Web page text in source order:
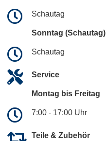
Schautag
Sonntag (Schautag)
Schautag
Service
Montag bis Freitag
7:00 - 17:00 Uhr
Teile & Zubehör